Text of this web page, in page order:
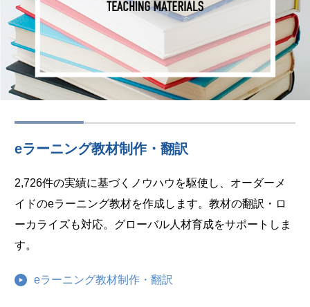
eラーニング教材制作・翻訳
2,726件の実績に基づくノウハウを駆使し、オーダーメ
イドのeラーニング教材を作成します。教材の翻訳・ロ
ーカライズも対応。グローバル人材育成をサポートしま
す。
eラーニング教材制作・翻訳